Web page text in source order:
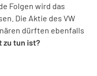
Folgen wird das
Die Aktie des VW
dürften ebenfalls
zu tun ist?